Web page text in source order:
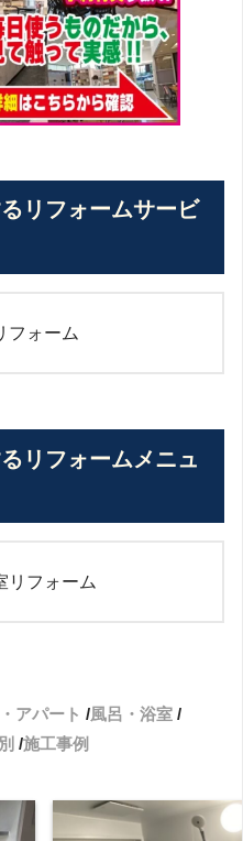
リフォームサービ
フォーム
リフォームメニュ
リフォーム
アパート
風呂・浴室
施工事例